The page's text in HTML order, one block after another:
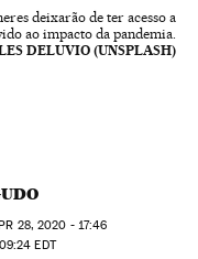
deixarão de ter acesso a
ao impacto da pandemia.
DELUVIO (UNSPLASH)
28, 2020 - 17:46
EDT